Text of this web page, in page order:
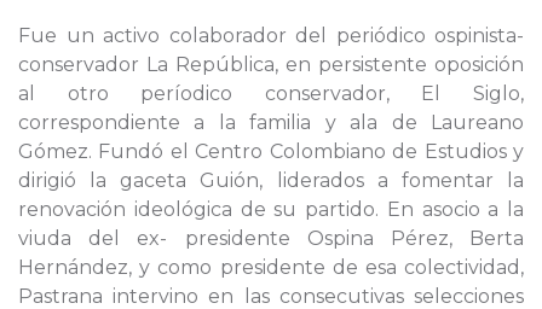
Fue un activo colaborador del periódico ospinista-
conservador La República, en persistente oposición
al otro períodico conservador, El Siglo,
correspondiente a la familia y ala de Laureano
Gómez. Fundó el Centro Colombiano de Estudios y
dirigió la gaceta Guión, liderados a fomentar la
renovación ideológica de su partido. En asocio a la
viuda del ex- presidente Ospina Pérez, Berta
Hernández, y como presidente de esa colectividad,
Pastrana intervino en las consecutivas selecciones